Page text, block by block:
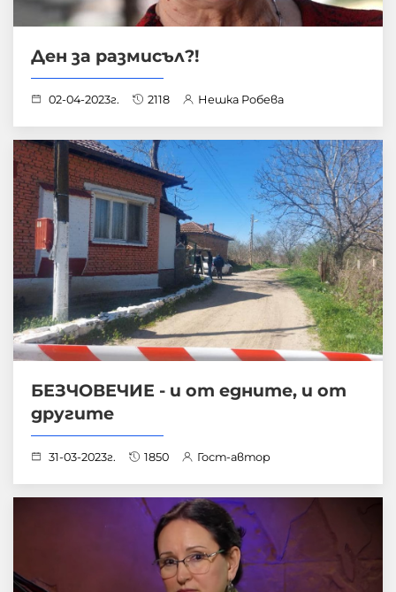
Ден за размисъл?!
02-04-2023г. 2118 Нешка Робева
БЕЗЧОВЕЧИЕ - и от едните, и от
другите
31-03-2023г. 1850 Гост-автор